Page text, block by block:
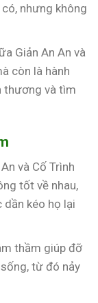
nhưng không
Giản An An và
còn là hành
thương và tìm
và Cố Trình
tốt về nhau,
kéo họ lại
thầm giúp đỡ
từ đó nảy